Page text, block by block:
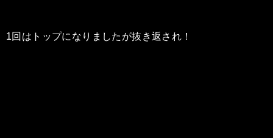
1回はトップになりましたが抜き返され！